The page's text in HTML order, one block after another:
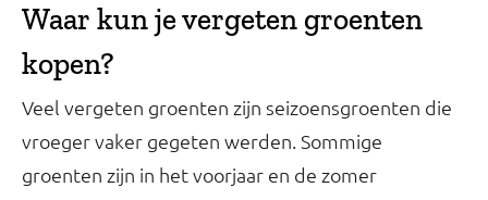
Waar kun je vergeten groenten
kopen?
Veel vergeten groenten zijn seizoensgroenten die
vroeger vaker gegeten werden. Sommige
groenten zijn in het voorjaar en de zomer